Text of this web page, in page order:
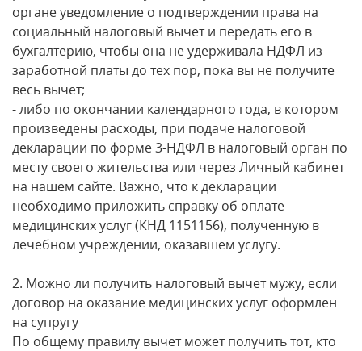
органе уведомление о подтверждении права на
социальный налоговый вычет и передать его в
бухгалтерию, чтобы она не удерживала НДФЛ из
заработной платы до тех пор, пока вы не получите
весь вычет;
- либо по окончании календарного года, в котором
произведены расходы, при подаче налоговой
декларации по форме 3-НДФЛ в налоговый орган по
месту своего жительства или через Личный кабинет
на нашем сайте. Важно, что к декларации
необходимо приложить справку об оплате
медицинских услуг (КНД 1151156), полученную в
лечебном учреждении, оказавшем услугу.
2. Можно ли получить налоговый вычет мужу, если
договор на оказание медицинских услуг оформлен
на супругу
По общему правилу вычет может получить тот, кто